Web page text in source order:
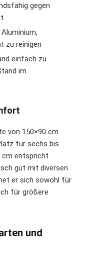
gegen
zu reinigen
einfach zu
im
von 150×90 cm
für sechs bis
cm entspricht
gut mit diversen
er sich sowohl für
für größere
und